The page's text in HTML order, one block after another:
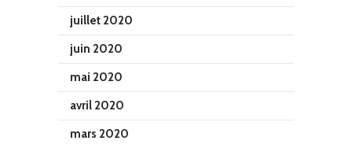
juillet 2020
juin 2020
mai 2020
avril 2020
mars 2020